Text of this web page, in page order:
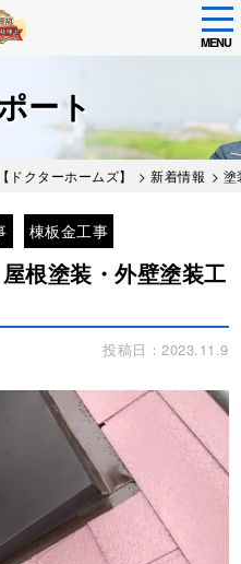
MENU
ート
クターホームズ】 >新着情報 > 塗
棟板金工事
塗装・外壁塗装工
投稿日：2023.11.9